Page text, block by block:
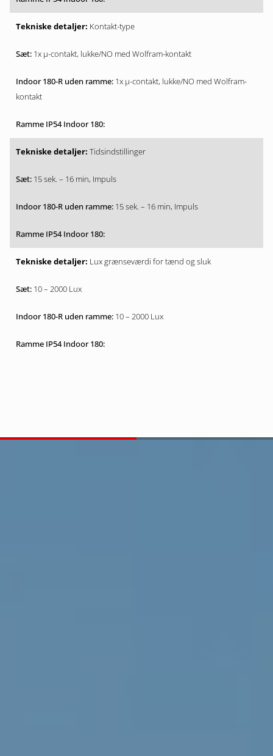
Kontakt-type
1x µ-contakt, lukke/NO med Wolfram-kontakt
1x µ-contakt, lukke/NO med Wolfram-
kontakt
Tidsindstillinger
15 sek. – 16 min, Impuls
15 sek. – 16 min, Impuls
Lux grænseværdi for tænd og sluk
10 – 2000 Lux
10 – 2000 Lux